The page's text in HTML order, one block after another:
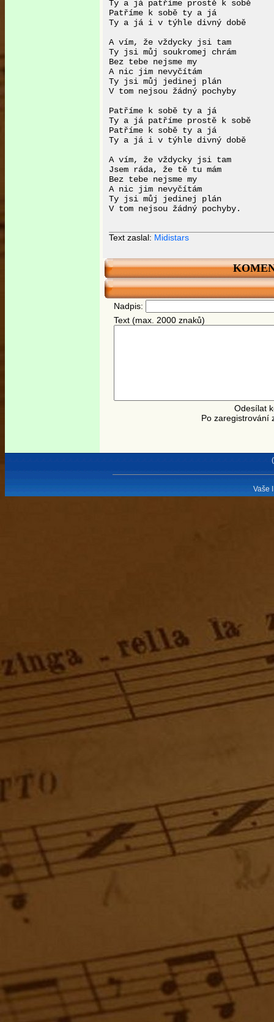
Ty a já patříme prostě k sobě
Patříme k sobě ty a já
Ty a já i v týhle divný době
A vím, že vždycky jsi tam
Ty jsi můj soukromej chrám
Bez tebe nejsme my
A nic jim nevyčítám
Ty jsi můj jedinej plán
V tom nejsou žádný pochyby
Patříme k sobě ty a já
Ty a já patříme prostě k sobě
Patříme k sobě ty a já
Ty a já i v týhle divný době
A vím, že vždycky jsi tam
Jsem ráda, že tě tu mám
Bez tebe nejsme my
A nic jim nevyčítám
Ty jsi můj jedinej plán
V tom nejsou žádný pochyby.
Text zaslal: Midistars
Nadpis:
Text (max. 2000 znaků)
Odesílat
Po zaregistrování
Vaše